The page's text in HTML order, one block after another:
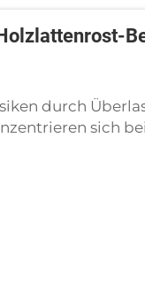
durch
sich
Optik und
und der